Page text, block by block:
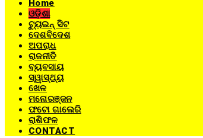
Home
ଓଡ଼ିଶା
ଟ୍ୟୁଇନ୍ ସିଟ
ଦେଶବିଦେଶ
ଅପରାଧ
ରାଜନୀତି
ବ୍ୟବସାୟ
ସ୍ୱାସ୍ଥ୍ୟ
ଖେଳ
ମନୋରଞ୍ଜନ
ଫଟୋ ଗାଲେରି
ରାଶିଫଳ
CONTACT